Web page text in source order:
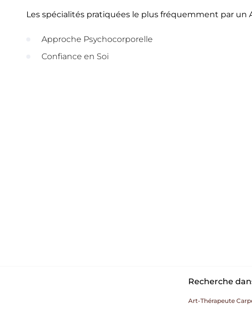
Les spécialités pratiquées le plus fréquemment par
Approche Psychocorporelle
Confiance en Soi
Recherche
Art-Thérapeute